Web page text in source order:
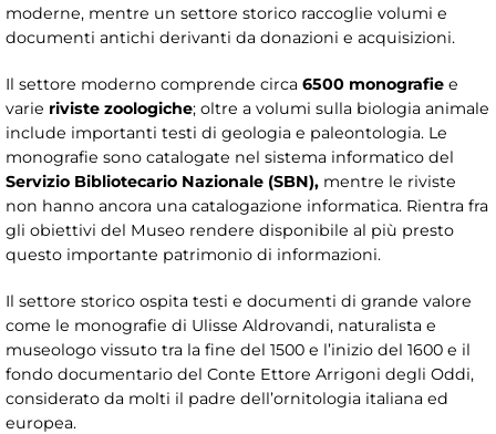
moderne, mentre un settore storico raccoglie volumi e
documenti antichi derivanti da donazioni e acquisizioni.
Il settore moderno comprende circa 6500 monografie e
varie riviste zoologiche; oltre a volumi sulla biologia animale
include importanti testi di geologia e paleontologia. Le
monografie sono catalogate nel sistema informatico del
Servizio Bibliotecario Nazionale (SBN), mentre le riviste
non hanno ancora una catalogazione informatica. Rientra fra
gli obiettivi del Museo rendere disponibile al più presto
questo importante patrimonio di informazioni.
Il settore storico ospita testi e documenti di grande valore
come le monografie di Ulisse Aldrovandi, naturalista e
museologo vissuto tra la fine del 1500 e l’inizio del 1600 e il
fondo documentario del Conte Ettore Arrigoni degli Oddi,
considerato da molti il padre dell’ornitologia italiana ed
europea.